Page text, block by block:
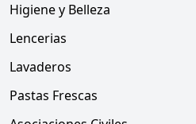
Higiene y Belleza
Lencerias
Lavaderos
Pastas Frescas